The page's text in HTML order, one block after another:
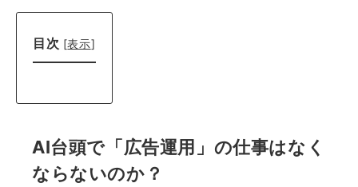
目次 [表示]
AI台頭で「広告運用」の仕事はなく
ならないのか？